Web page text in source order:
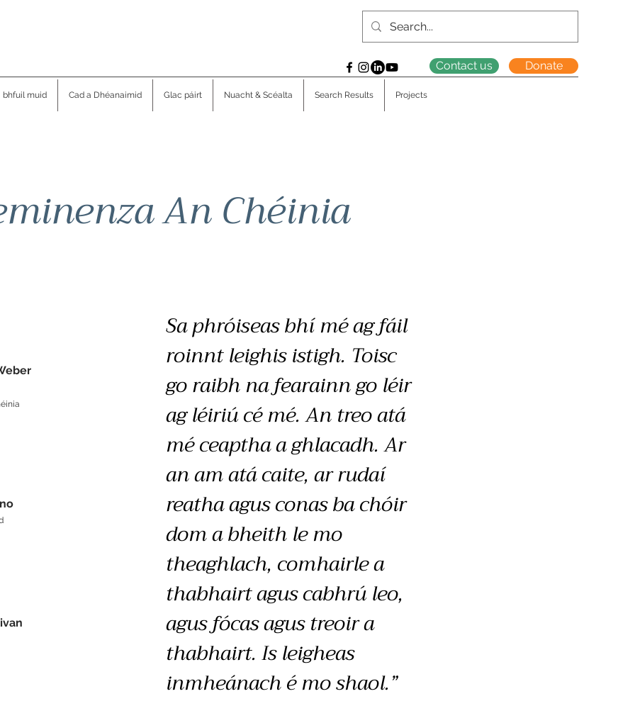
Contact us Donate
bhfuil muid Cad a Dhéanaimid Glac páirt Nuacht & Scéalta Search Results Projects
An Chéinia
Sa phróiseas bhí mé ag fáil
roinnt leighis istigh. Toisc
go raibh na fearainn go léir
ag léiriú cé mé. An treo atá
mé ceaptha a ghlacadh. Ar
an am atá caite, ar rudaí
reatha agus conas ba chóir
dom a bheith le mo
theaghlach, comhairle a
thabhairt agus cabhrú leo,
agus fócas agus treoir a
thabhairt. Is leigheas
inmheánach é mo shaol.”